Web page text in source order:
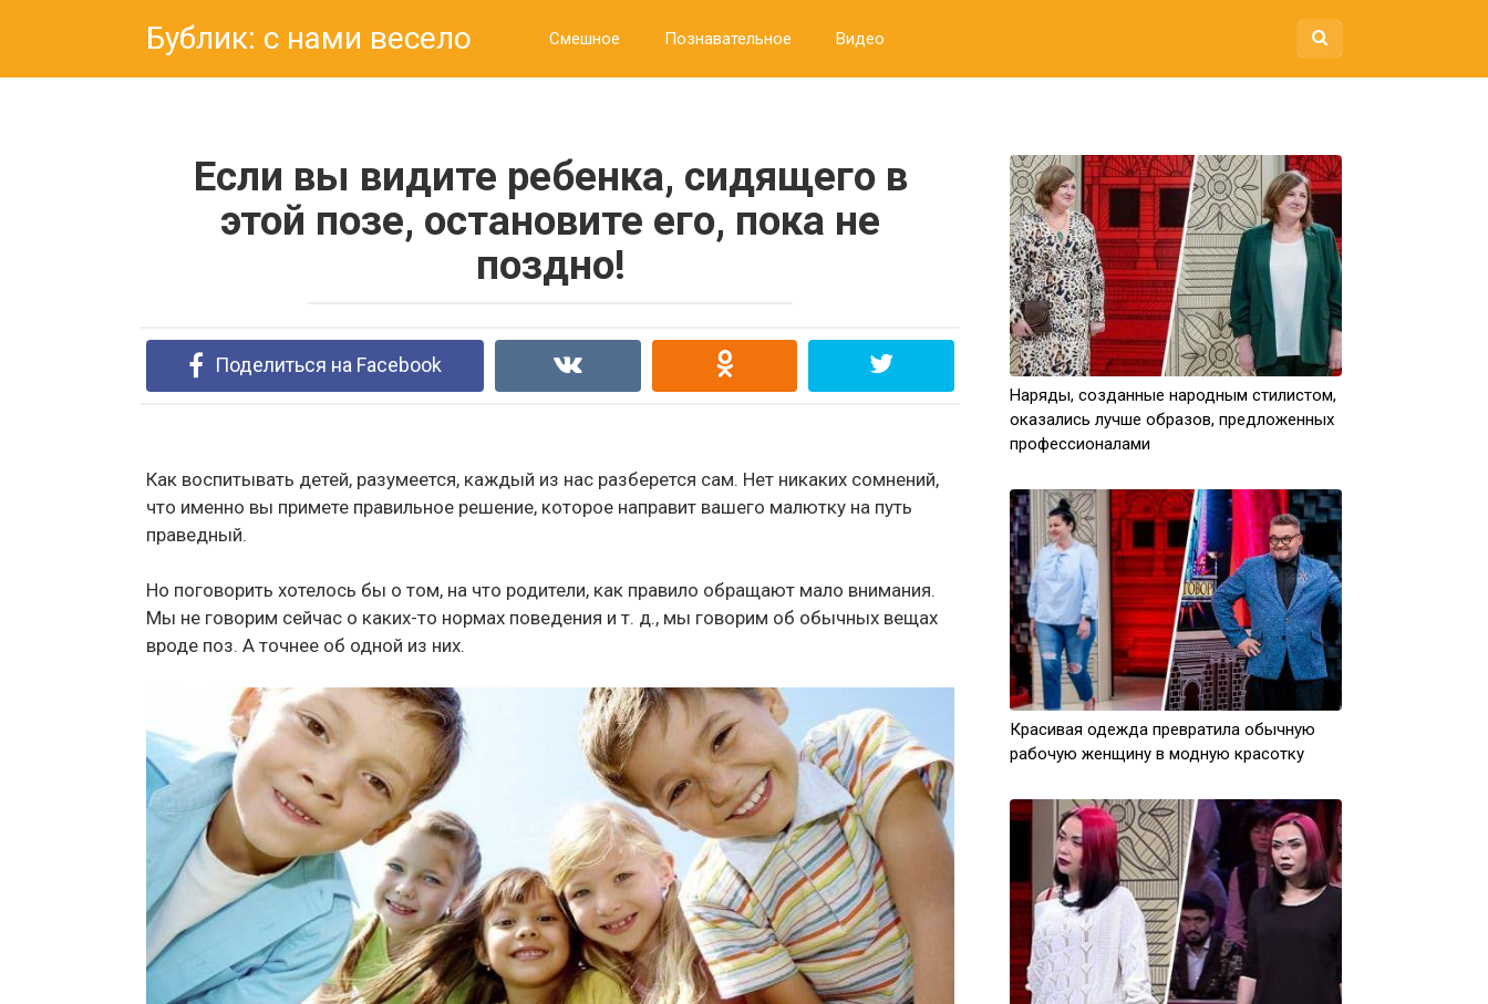
Бублик: с нами весело Смешное Познавательное Видео
Если вы видите ребенка, сидящего в
этой позе, остановите его, пока не
поздно!
Поделиться на Facebook
Как воспитывать детей, разумеется, каждый из нас разберется сам. Нет никаких сомнений,
что именно вы примете правильное решение, которое направит вашего малютку на путь
праведный.
Но поговорить хотелось бы о том, на что родители, как правило обращают мало внимания.
Мы не говорим сейчас о каких-то нормах поведения и т. д., мы говорим об обычных вещах
вроде поз. А точнее об одной из них.
Наряды, созданные народным стилистом,
оказались лучше образов, предложенных
профессионалами
Красивая одежда превратила обычную
рабочую женщину в модную красотку